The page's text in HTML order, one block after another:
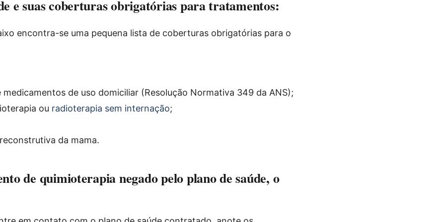
e suas coberturas obrigatórias para tratamentos:
encontra-se uma pequena lista de coberturas obrigatórias para o
medicamentos de uso domiciliar (Resolução Normativa 349 da ANS);
ou radioterapia sem internação;
da mama.
de quimioterapia negado pelo plano de saúde, o